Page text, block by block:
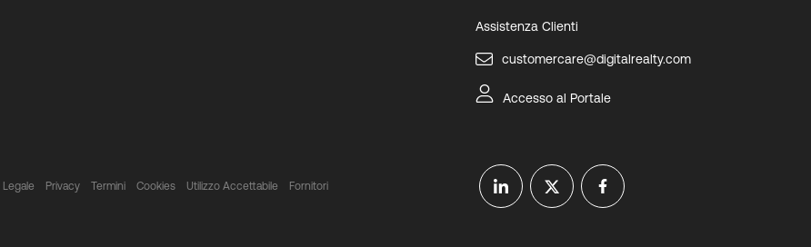
Assistenza Clienti
customercare@digitalrealty.com
Accesso al Portale
Legale Privacy Termini Cookies Utilizzo Accettabile Fornitori